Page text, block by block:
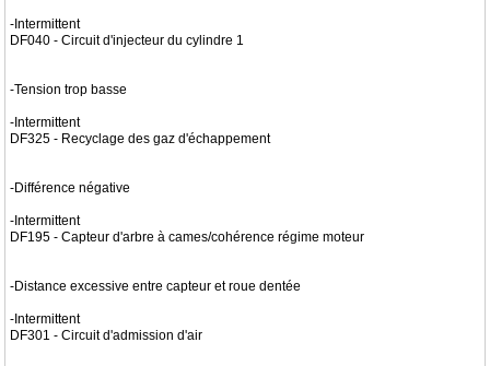
-Intermittent
DF040 - Circuit d'injecteur du cylindre 1
-Tension trop basse
-Intermittent
DF325 - Recyclage des gaz d'échappement
-Différence négative
-Intermittent
DF195 - Capteur d'arbre à cames/cohérence régime moteur
-Distance excessive entre capteur et roue dentée
-Intermittent
DF301 - Circuit d'admission d'air